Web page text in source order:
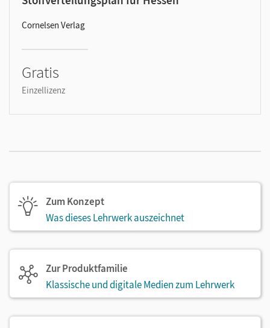
Cornelsen Verlag
Gratis
Einzellizenz
Zum Konzept
Was dieses Lehrwerk auszeichnet
Zur Produktfamilie
Klassische und digitale Medien zum Lehrwerk